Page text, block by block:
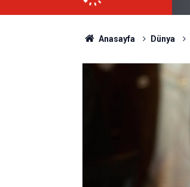
Anasayfa Dünya